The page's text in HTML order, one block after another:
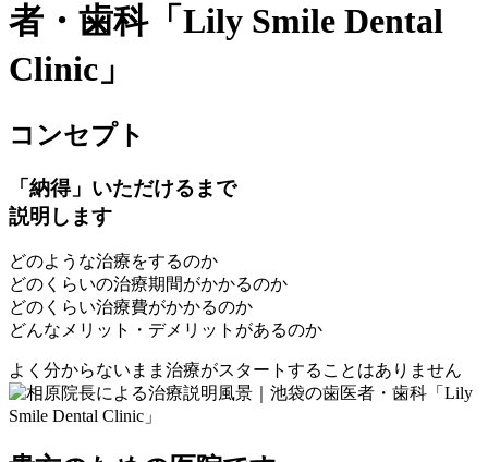
者・歯科「Lily Smile Dental
Clinic」
コンセプト
「納得」いただけるまで
説明します
どのような治療をするのか
どのくらいの治療期間がかかるのか
どのくらい治療費がかかるのか
どんなメリット・デメリットがあるのか
よく分からないまま治療がスタートすることはありません